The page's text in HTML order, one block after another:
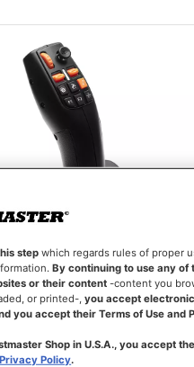
SIMTASK FARMSTICK XBOX
step which regards rules of proper
By continuing to use any of
or their content -content you
or printed-,you accept
you accept their Terms of Use and
Shop in U.S.A., you accept
Privacy Policy.